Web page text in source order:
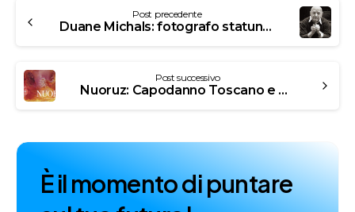
Post precedente
Duane Michals: fotografo statunitense
Post successivo
Nuoruz: Capodanno Toscano e Persiano
Èilmomentodipuntare